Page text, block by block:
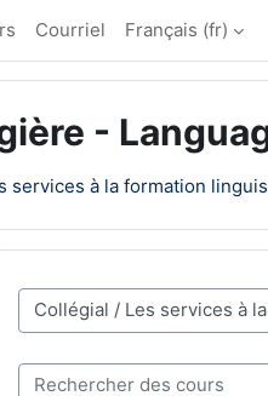
Courriel Français ‎(fr)‎
-
services à la formation
Catégories de cours
Rechercher des cours